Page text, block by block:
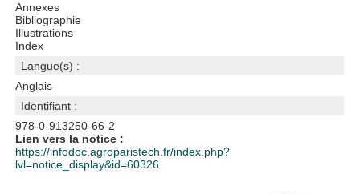
Annexes
Bibliographie
Illustrations
Index
Langue(s) :
Anglais
Identifiant :
978-0-913250-66-2
Lien vers la notice :
https://infodoc.agroparistech.fr/index.php?
lvl=notice_display&id=60326